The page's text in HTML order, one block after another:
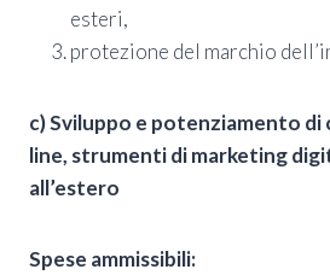
esteri,
protezione del marchio
c) Sviluppo e potenziamento di
line, strumenti di marketing
all’estero
Spese ammissibili: